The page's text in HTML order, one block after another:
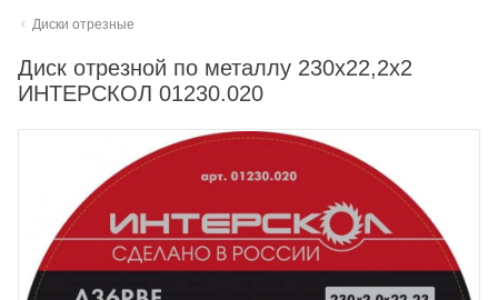
Диски отрезные
Диск отрезной по металлу 230x22,2x2
ИНТЕРСКОЛ 01230.020